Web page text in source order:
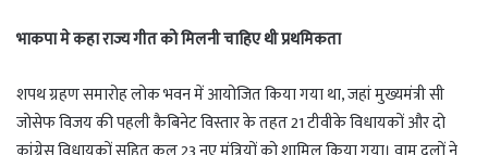
भाकपा मे कहा राज्य गीत को मिलनी चाहिए थी प्रथमिकता
शपथ ग्रहण समारोह लोक भवन में आयोजित किया गया था, जहां मुख्यमंत्री सी
जोसेफ विजय की पहली कैबिनेट विस्तार के तहत 21 टीवीके विधायकों और दो